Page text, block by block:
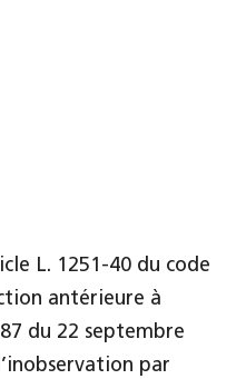
L. 1251-40 du code
antérieure à
du 22 septembre
par